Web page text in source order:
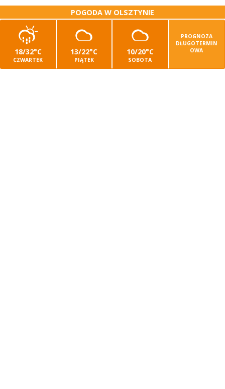
POGODA W OLSZTYNIE
18/32°C
CZWARTEK
13/22°C
PIĄTEK
10/20°C
SOBOTA
PROGNOZA
DŁUGOTERMIN
OWA